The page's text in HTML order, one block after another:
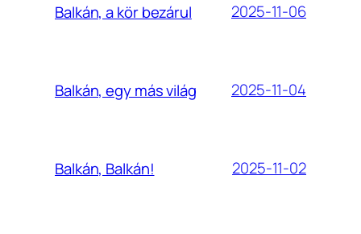
Balkán, a kör bezárul 2025-11-06
Balkán, egy más világ 2025-11-04
Balkán, Balkán! 2025-11-02